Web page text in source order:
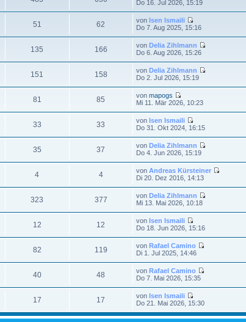
Do 16. Jul 2026, 15:19
51 62 vonIsen Ismaili
Do 7. Aug 2025, 15:16
135 166 vonDelia Zihlmann
Do 6. Aug 2026, 15:26
151 158 vonDelia Zihlmann
Do 2. Jul 2026, 15:19
81 85 vonmapogs
Mi 11. Mär 2026, 10:23
33 33 vonIsen Ismaili
Do 31. Okt 2024, 16:15
35 37 vonDelia Zihlmann
Do 4. Jun 2026, 15:19
4 4 vonAndreas Kürsteiner
Di 20. Dez 2016, 14:13
323 377 vonDelia Zihlmann
Mi 13. Mai 2026, 10:18
12 12 vonIsen Ismaili
Do 18. Jun 2026, 15:16
82 119 vonRafael Camino
Di 1. Jul 2025, 14:46
40 48 vonRafael Camino
Do 7. Mai 2026, 15:35
17 17 vonIsen Ismaili
Do 21. Mai 2026, 15:30